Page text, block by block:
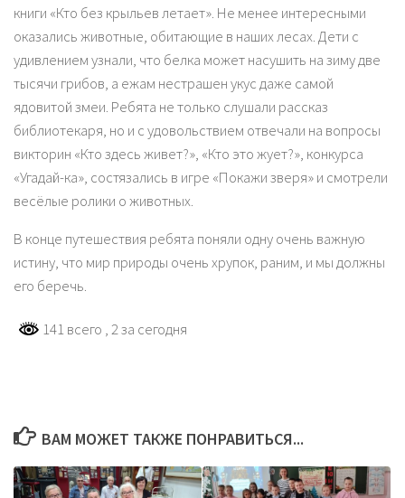
книги «Кто без крыльев летает». Не менее интересными
оказались животные, обитающие в наших лесах. Дети с
удивлением узнали, что белка может насушить на зиму две
тысячи грибов, а ежам нестрашен укус даже самой
ядовитой змеи. Ребята не только слушали рассказ
библиотекаря, но и с удовольствием отвечали на вопросы
викторин «Кто здесь живет?», «Кто это жует?», конкурса
«Угадай-ка», состязались в игре «Покажи зверя» и смотрели
весёлые ролики о животных.
В конце путешествия ребята поняли одну очень важную
истину, что мир природы очень хрупок, раним, и мы должны
его беречь.
141 всего , 2 за сегодня
ВАМ МОЖЕТ ТАКЖЕ ПОНРАВИТЬСЯ...